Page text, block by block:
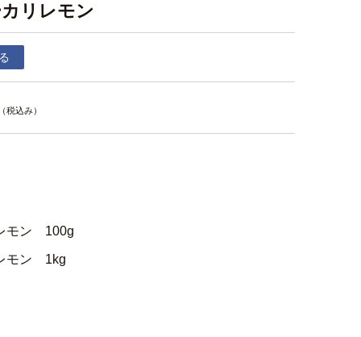
リレモン
（税込み）
モン 100g
モン 1kg